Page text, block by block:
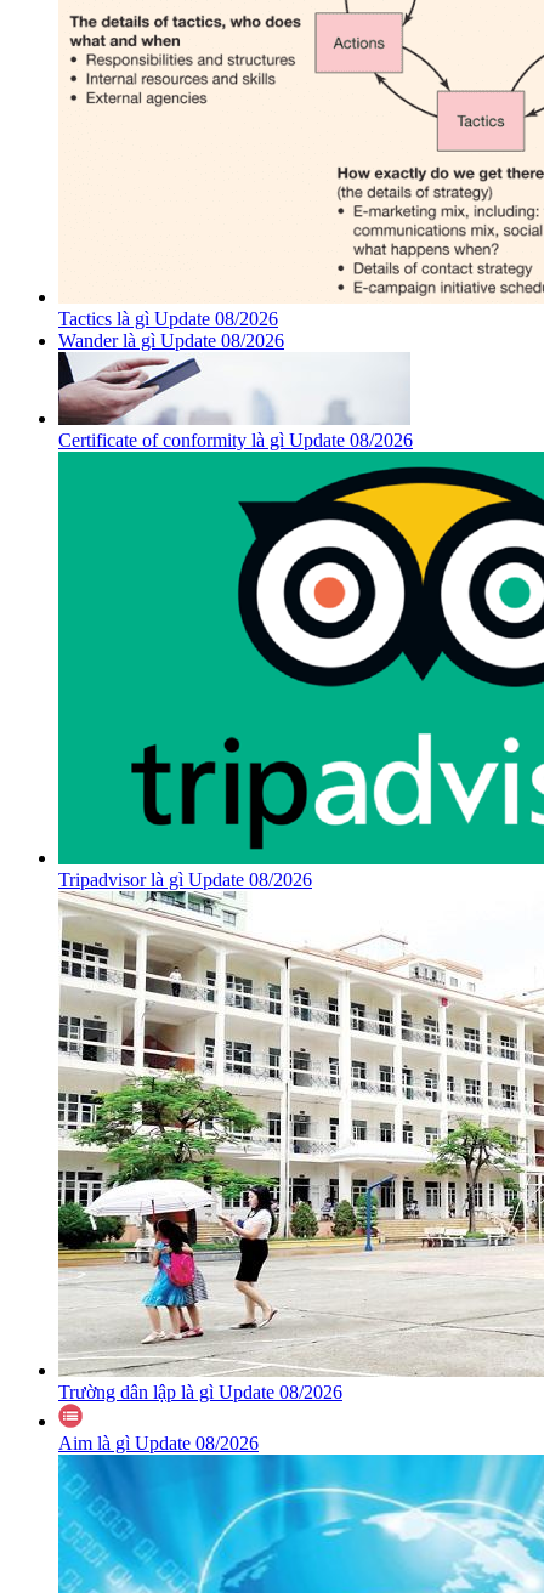
Tactics là gì Update 08/2026
Wander là gì Update 08/2026
Certificate of conformity là gì Update 08/2026
Tripadvisor là gì Update 08/2026
Trường dân lập là gì Update 08/2026
Aim là gì Update 08/2026